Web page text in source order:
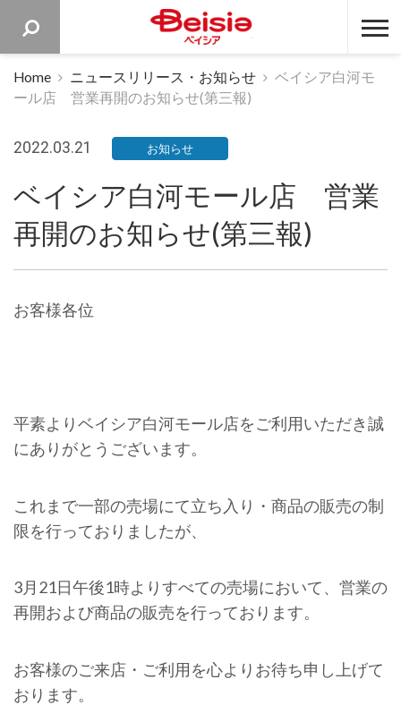
ベイシア
Home ニュースリリース・お知らせ
ベイシア白河モ
ール店 営業再開のお知らせ(第三報)
2022.03.21 お知らせ
ベイシア白河モール店 営業
再開のお知らせ(第三報)
お客様各位
平素よりベイシア白河モール店をご利用いただき誠
にありがとうございます。
これまで一部の売場にて立ち入り・商品の販売の制
限を行っておりましたが、
3月21日午後1時よりすべての売場において、営業の
再開および商品の販売を行っております。
お客様のご来店・ご利用を心よりお待ち申し上げて
おります。